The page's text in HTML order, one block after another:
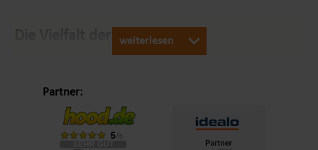
Die Vielfalt der Arbeitsböcke
die für unterschiedliche Anforderungen konzipiert sind:
Klappböcke:Diese Modelle sind leicht zu transportieren
und platzsparend zu verstauen. Ideal für mobile Einsätze.
weiterlesen
Partner: